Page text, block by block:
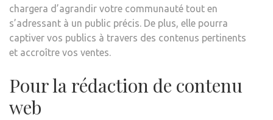
chargera d’agrandir votre communauté tout en
s’adressant à un public précis. De plus, elle pourra
captiver vos publics à travers des contenus pertinents
et accroître vos ventes.
Pour la rédaction de contenu
web